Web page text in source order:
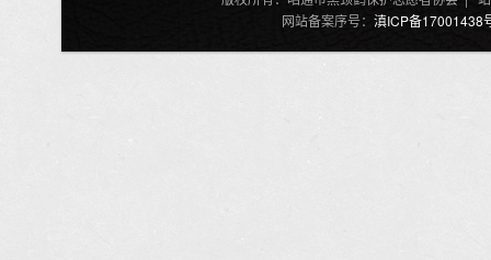
网站备案序号： 滇ICP备17001438